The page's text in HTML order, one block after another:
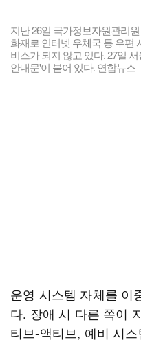
지난 26일 국가정보자원관리
화재로 인터넷 우체국 등 우편
비스가 되지 않고 있다. 27일
안내문'이 붙어 있다. 연합뉴스
운영 시스템 자체를 이
다. 장애 시 다른 쪽이
티브-액티브, 예비 시